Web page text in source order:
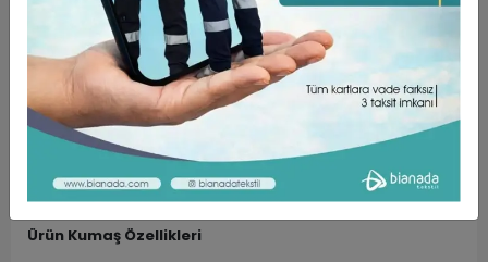
TERY COTTON üzeri dijital baskıdır.
Bonelerimiz Standart Boyda üretilmektedir.
Arkadan Bağcıklı ve Lastikli yapıya sahiptir. Kafanızdan
düşme yada kayma yapmaz.
Ter Emici özellikte, Bonenin kaymasını engelleyen
ve Alında iz yapmasının önüne geçen bant
bulunmaktadır.
Desenli, Nakışlı, Tek Renk ve Tesettür Bone
modellerimiz mevcuttur.
Farklı meslek gruplarının kullanımına uygundur.
Ürün Kumaş Özellikleri